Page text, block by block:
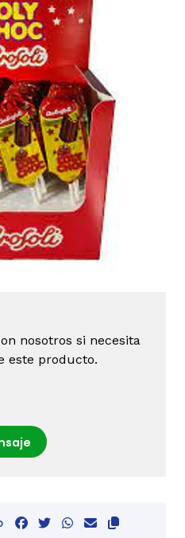
nosotros si necesita
este producto.